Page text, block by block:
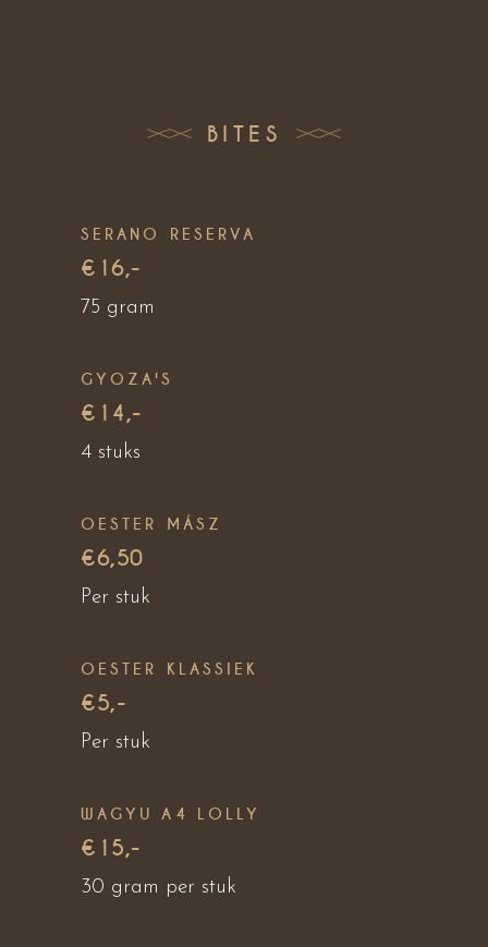
BITES
SERANO RESERVA
€16,-
75 gram
GYOZA'S
€14,-
4 stuks
OESTER MÁSZ
€6,50
Per stuk
OESTER KLASSIEK
€5,-
Per stuk
WAGYU A4 LOLLY
€15,-
30 gram per stuk